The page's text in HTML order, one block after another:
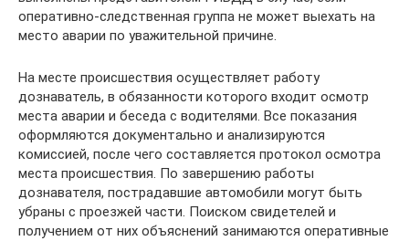
оперативно-следственная группа не может выехать на
место аварии по уважительной причине.
На месте происшествия осуществляет работу
дознаватель, в обязанности которого входит осмотр
места аварии и беседа с водителями. Все показания
оформляются документально и анализируются
комиссией, после чего составляется протокол осмотра
места происшествия. По завершению работы
дознавателя, пострадавшие автомобили могут быть
убраны с проезжей части. Поиском свидетелей и
получением от них объяснений занимаются оперативные